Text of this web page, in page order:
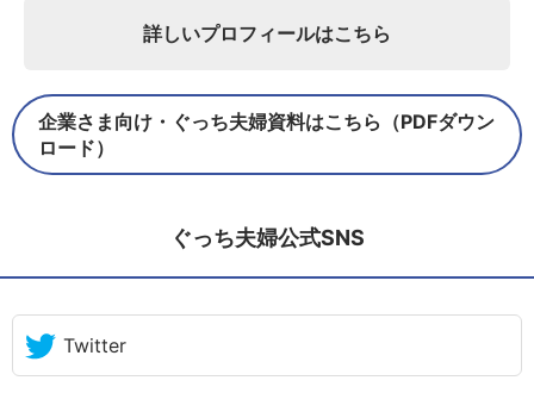
詳しいプロフィールはこちら
企業さま向け・ぐっち夫婦資料はこちら（PDFダウン
ロード）
ぐっち夫婦公式SNS
Twitter